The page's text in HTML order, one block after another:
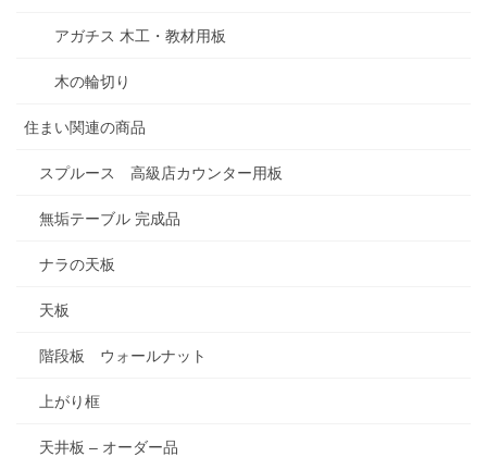
アガチス 木工・教材用板
木の輪切り
住まい関連の商品
スプルース 高級店カウンター用板
無垢テーブル 完成品
ナラの天板
天板
階段板 ウォールナット
上がり框
天井板 – オーダー品